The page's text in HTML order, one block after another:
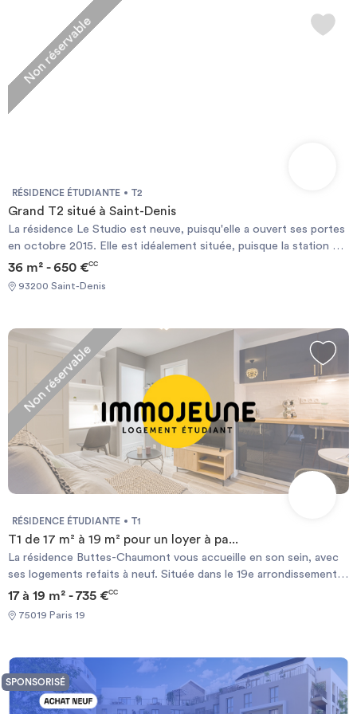
Non réservable
RÉSIDENCE ÉTUDIANTE T2
Grand T2 situé à Saint-Denis
La résidence Le Studio est neuve, puisqu'elle a ouvert ses portes
en octobre 2015. Elle est idéalement située, puisque la station de
métro est au pied de la résidence. Elle propose de jolis
appartements, T1 de 18 m² à 424 € / mois ou T2 de 35 m² à 612 €
/ mois. Ils sont tous meublés et équipés, et une salle de sport
et illimité. En service supplémentaire, les locataires pourront
bénéficier d'une laverie.
36 m² - 650 €CC
93200 Saint-Denis
Non réservable
RÉSIDENCE ÉTUDIANTE T1
T1 de 17 m² à 19 m² pour un loyer à pa...
La résidence Buttes-Chaumont vous accueille en son sein, avec
ses logements refaits à neuf. Située dans le 19e arrondissement
de Paris, la résidence propose des T1 individuels et meublés,
uniquement pour les étudiants. Cadre idéal pour les études, la
résidence dispose d'une gardienne et des dispositifs de sécurité :
Les appartements disposent - d'une cuisinette séparée : plaques
électriques, micro-ondes et réfrigérateur, - salle d'eau avec
douche, lavabos, wc séparés, - salon lumineux : placard spacieux,
étagères, rangement, lit, double vitrage, chauffage individuel. Les
17 à 19 m² - 735 €CC
75019 Paris 19
SPONSORISÉ